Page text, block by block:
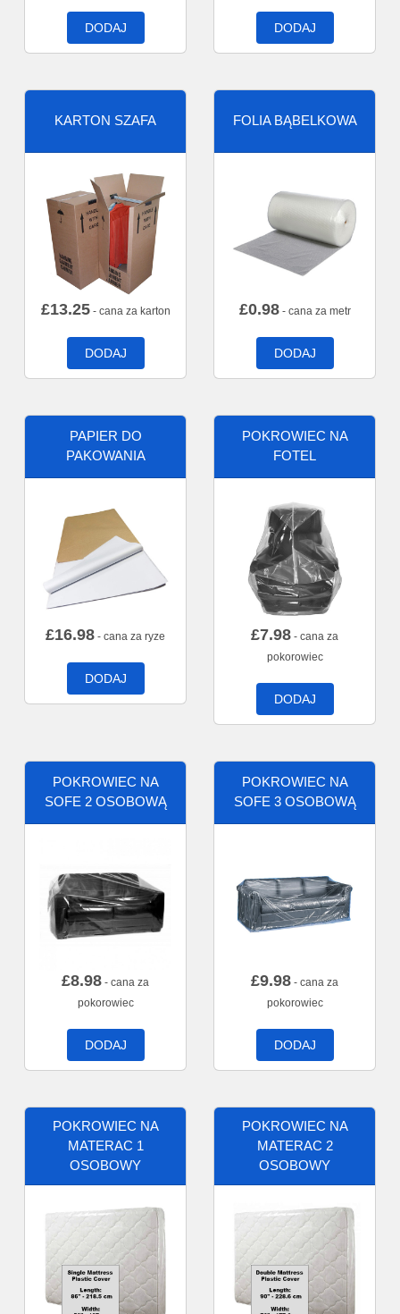
DODAJ DODAJ
KARTON SZAFA
£13.25- cana za karton
DODAJ
FOLIA BĄBELKOWA
£0.98- cana za metr
DODAJ
PAPIER DO
PAKOWANIA
£16.98 - cana za ryze
DODAJ
POKROWIEC NA
FOTEL
£7.98 - cana za
pokorowiec
DODAJ
POKROWIEC NA
SOFE 2 OSOBOWĄ
£8.98 - cana za
pokorowiec
DODAJ
POKROWIEC NA
SOFE 3 OSOBOWĄ
£9.98 - cana za
pokorowiec
DODAJ
POKROWIEC NA
MATERAC 1
OSOBOWY
POKROWIEC NA
MATERAC 2
OSOBOWY